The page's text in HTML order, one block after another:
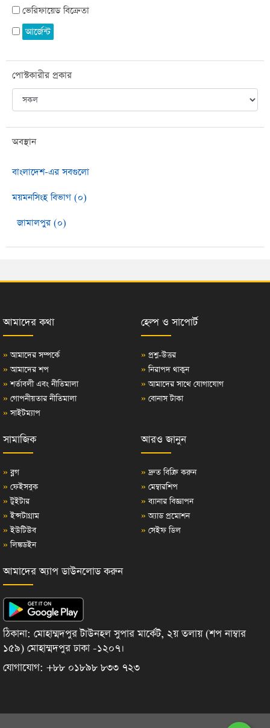
ভেরিফায়েড বিক্রেতা
আর্জেন্ট
পোস্টকারীর প্রকার
অবস্থান
বাংলাদেশ-এর সবগুলো
ময়মনসিংহ বিভাগ (০)
জামালপুর (০)
আমাদের কথা
» আমাদের সম্পর্কে
» আমাদের শপ
» শর্তাবলী এবং নীতিমালা
» গোপনীয়তার নীতিমালা
» সাইটম্যাপ
হেল্প ও সাপোর্ট
» প্রশ্ন-উত্তর
» নিরাপদ থাকুন
» আমাদের সাথে যোগাযোগ
» বোনাস টাকা
সামাজিক
» ব্লগ
» ফেইসবুক
» টুইটার
» ইন্সটাগ্রাম
» ইউটিউব
» লিঙ্কডইন
আরও জানুন
» দ্রুত বিক্রি করুন
» মেম্বারশিপ
» ব্যানার বিজ্ঞাপন
» অ্যাড প্রমোশন
» সেইফ ডিল
আমাদের অ্যাপ ডাউনলোড করুন
ঠিকানা: মোহাম্মদপুর টাউনহল সুপার মার্কেট, ২য় তলায় (শপ নাম্বার
১৫৯) মোহাম্মদপুর ঢাকা -১২০৭।
যোগাযোগ: +৮৮ ০১৮৯৮ ৮৩৩ ৭২৩